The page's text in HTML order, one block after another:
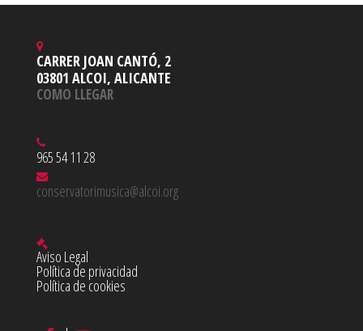
CARRER JOAN CANTÓ, 2
03801 ALCOI, ALICANTE
COMO LLEGAR
965 54 11 28
conservatorimusica@alcoi.org
Aviso Legal
Política de privacidad
Política de cookies